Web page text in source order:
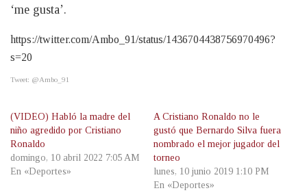
‘me gusta’.
https://twitter.com/Ambo_91/status/1436704438756970496?
s=20
Tweet: @Ambo_91
(VIDEO) Habló la madre del
niño agredido por Cristiano
Ronaldo
domingo, 10 abril 2022 7:05 AM
En «Deportes»
A Cristiano Ronaldo no le
gustó que Bernardo Silva fuera
nombrado el mejor jugador del
torneo
lunes, 10 junio 2019 1:10 PM
En «Deportes»